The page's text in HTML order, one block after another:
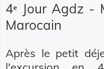
4ᵉ Jour Agdz -
Marocain
Après le petit